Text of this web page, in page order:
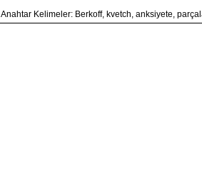
Anahtar Kelimeler: Berkoff, kvetch, anksiyete,